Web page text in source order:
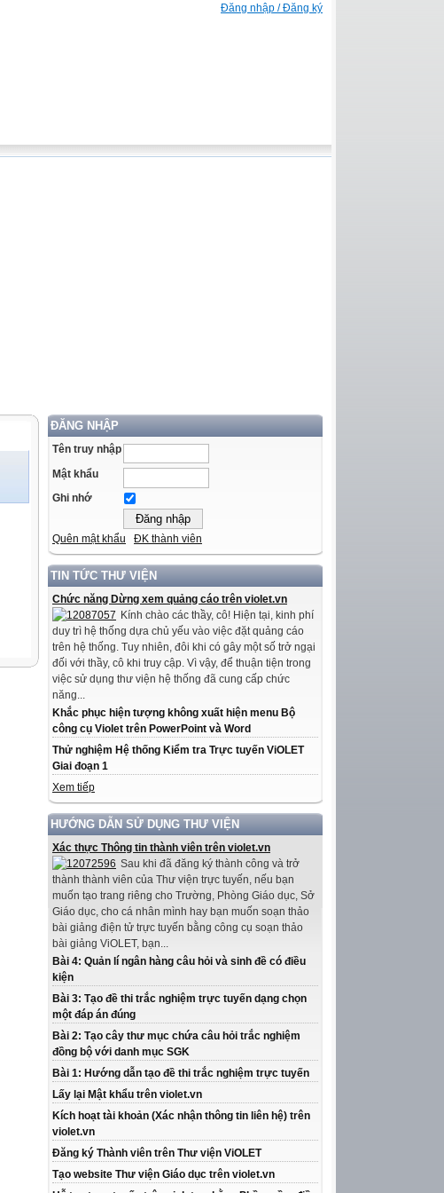
Đăng nhập / Đăng ký
ĐĂNG NHẬP
Tên truy nhập
Mật khẩu
Ghi nhớ
Quên mật khẩu ĐK thành viên
TIN TỨC THƯ VIỆN
Chức năng Dừng xem quảng cáo trên violet.vn
Kính chào các thầy, cô! Hiện tại, kinh phí
duy trì hệ thống dựa chủ yếu vào việc đặt quảng cáo
trên hệ thống. Tuy nhiên, đôi khi có gây một số trở ngại
đối với thầy, cô khi truy cập. Vì vậy, để thuận tiện trong
việc sử dụng thư viện hệ thống đã cung cấp chức
năng...
Khắc phục hiện tượng không xuất hiện menu Bộ
công cụ Violet trên PowerPoint và Word
Thử nghiệm Hệ thống Kiểm tra Trực tuyến ViOLET
Giai đoạn 1
Xem tiếp
HƯỚNG DẪN SỬ DỤNG THƯ VIỆN
Xác thực Thông tin thành viên trên violet.vn
Sau khi đã đăng ký thành công và trở
thành thành viên của Thư viện trực tuyến, nếu bạn
muốn tạo trang riêng cho Trường, Phòng Giáo dục, Sở
Giáo dục, cho cá nhân mình hay bạn muốn soạn thảo
bài giảng điện tử trực tuyến bằng công cụ soạn thảo
bài giảng ViOLET, bạn...
Bài 4: Quản lí ngân hàng câu hỏi và sinh đề có điều
kiện
Bài 3: Tạo đề thi trắc nghiệm trực tuyến dạng chọn
một đáp án đúng
Bài 2: Tạo cây thư mục chứa câu hỏi trắc nghiệm
đồng bộ với danh mục SGK
Bài 1: Hướng dẫn tạo đề thi trắc nghiệm trực tuyến
Lấy lại Mật khẩu trên violet.vn
Kích hoạt tài khoản (Xác nhận thông tin liên hệ) trên
violet.vn
Đăng ký Thành viên trên Thư viện ViOLET
Tạo website Thư viện Giáo dục trên violet.vn